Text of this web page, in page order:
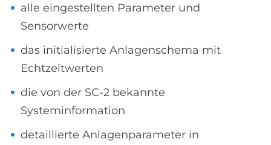
alle eingestellten Parameter und
Sensorwerte
das initialisierte Anlagenschema mit
Echtzeitwerten
die von der SC-2 bekannte
Systeminformation
detaillierte Anlagenparameter in